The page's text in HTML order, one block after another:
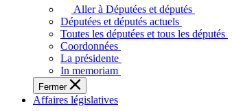
députées
députés
vous
représentent
sein
de
l'Assemblée
Aller à Députées et députés
Députées et députés actuels
Toutes les députées et tous les députés
Coordonnées
La présidente
In memoriam
Fermer
Affaires législatives